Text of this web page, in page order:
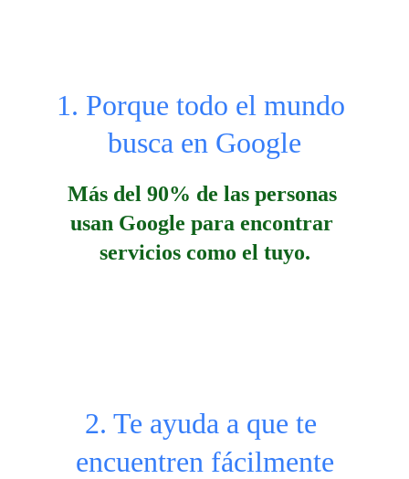
1. Porque todo el mundo
busca en Google
Más del 90% de las personas
usan Google para encontrar
servicios como el tuyo.
2. Te ayuda a que te
encuentren fácilmente